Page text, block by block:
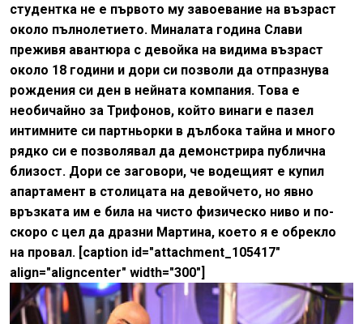
студентка не е първото му завоевание на възраст
около пълнолетието. Миналата година Слави
преживя авантюра с девойка на видима възраст
около 18 години и дори си позволи да отпразнува
рождения си ден в нейната компания. Това е
необичайно за Трифонов, който винаги е пазел
интимните си партньорки в дълбока тайна и много
рядко си е позволявал да демонстрира публична
близост. Дори се заговори, че водещият е купил
апартамент в столицата на девойчето, но явно
връзката им е била на чисто физическо ниво и по-
скоро с цел да дразни Мартина, което я е обрекло
на провал. [caption id="attachment_105417"
align="aligncenter" width="300"]